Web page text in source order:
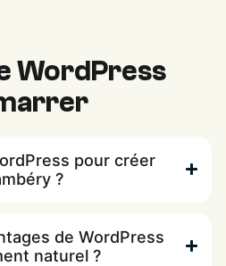
WordPress
pour créer
?
de WordPress
naturel ?